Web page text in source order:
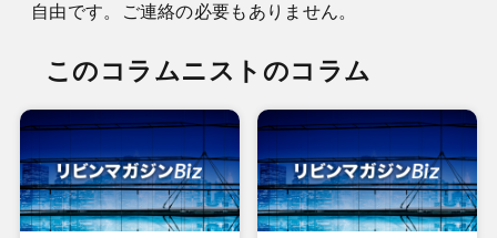
自由です。ご連絡の必要もありません。
このコラムニストのコラム